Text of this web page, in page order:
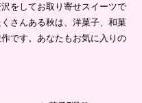
をしてお取り寄せスイーツで
さんある秋は、洋菓子、和菓
です。あなたもお気に入りの